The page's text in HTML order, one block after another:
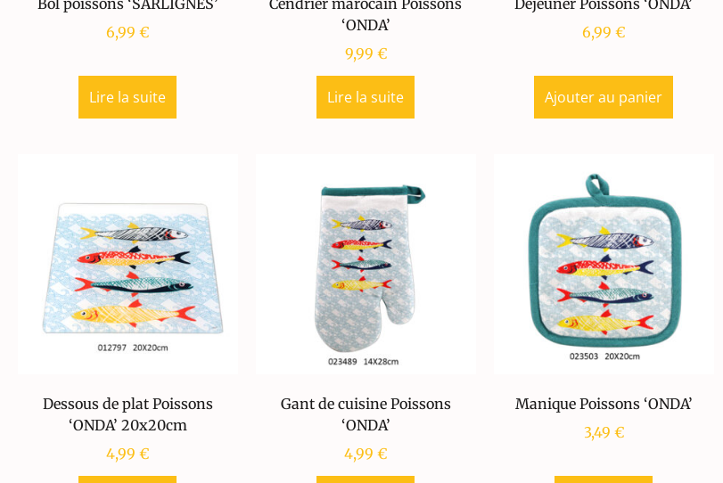
Bol poissons ‘SARLIGNES’
6,99€
Lire la suite
Cendrier marocain Poissons
‘ONDA’
9,99 €
Lire la suite
Déjeuner Poissons ‘ONDA’
6,99€
Ajouter au panier
Dessous de plat Poissons
‘ONDA’ 20x20cm
4,99€
Gant de cuisine Poissons
‘ONDA’
4,99€
Manique Poissons ‘ONDA’
3,49 €